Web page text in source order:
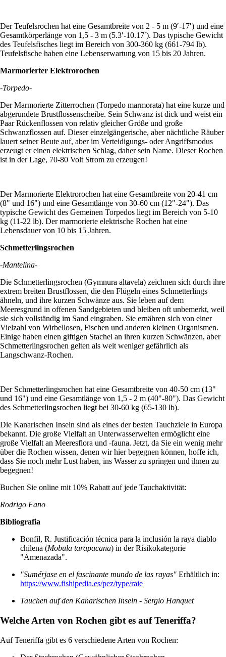
Der Teufelsrochen hat eine Gesamtbreite von 2 - 5 m (9′-17′) und eine
Gesamtkörperlänge von 1,5 - 3 m (5.3′-10.17′). Das typische Gewicht
des Teufelsfisches liegt im Bereich von 300-360 kg (661-794 lb).
Teufelsfische haben eine Lebenserwartung von 15 bis 20 Jahren.
Marmorierter Elektrorochen
-Torpedo-
Der Marmorierte Zitterrochen (Torpedo marmorata) hat eine kurze und
abgerundete Brustflossenscheibe. Sein Schwanz ist dick und weist ein
Paar Rückenflossen von relativ gleicher Größe und große
Schwanzflossen auf. Dieser einzelgängerische, aber nächtliche Räuber
lauert seiner Beute auf, aber im Verteidigungs- oder Angriffsmodus
erzeugt er einen elektrischen Schlag, daher sein Name. Dieser Rochen
ist in der Lage, 70-80 Volt Strom zu erzeugen!
Der Marmorierte Elektrorochen hat eine Gesamtbreite von 20-41 cm
(8" und 16") und eine Gesamtlänge von 30-60 cm (12"-24"). Das
typische Gewicht des Gemeinen Torpedos liegt im Bereich von 5-10
kg (11-22 lb). Der marmorierte elektrische Rochen hat eine
Lebensdauer von 10 bis 15 Jahren.
Schmetterlingsrochen
-Mantelina-
Die Schmetterlingsrochen (Gymnura altavela) zeichnen sich durch ihre
extrem breiten Brustflossen, die den Flügeln eines Schmetterlings
ähneln, und ihre kurzen Schwänze aus. Sie leben auf dem
Meeresgrund in offenen Sandgebieten und bleiben oft unbemerkt, weil
sie sich vollständig im Sand eingraben. Sie ernähren sich von einer
Vielzahl von Wirbellosen, Fischen und anderen kleinen Organismen.
Einige haben einen giftigen Stachel an ihren kurzen Schwänzen, aber
Schmetterlingsrochen gelten als weit weniger gefährlich als
Langschwanz-Rochen.
Der Schmetterlingsrochen hat eine Gesamtbreite von 40-50 cm (13"
und 16") und eine Gesamtlänge von 1,5 - 2 m (40"-80"). Das Gewicht
des Schmetterlingsrochen liegt bei 30-60 kg (65-130 lb).
Die Kanarischen Inseln sind als eines der besten Tauchziele in Europa
bekannt. Die große Vielfalt an Unterwasserwelten ermöglicht eine
große Vielfalt an Meeresflora und -fauna. Jetzt, da Sie ein wenig mehr
über die Rochen wissen, denen wir hier begegnen können, hoffe ich,
dass Sie noch mehr Lust haben, ins Wasser zu springen und ihnen zu
begegnen!
Buchen Sie online mit 10% Rabatt auf jede Tauchaktivität:
Rodrigo Fano
Bibliografia
Bonfil, R. Justificación técnica para la inclusión la raya diablo
chilena (Mobula tarapacana) in der Risikokategorie
"Amenazada".
"Sumérjase en el fascinante mundo de las rayas" Erhältlich in:
https://www.fishipedia.es/pez/type/raie
Tauchen auf den Kanarischen Inseln - Sergio Hanquet
Welche Arten von Rochen gibt es auf Teneriffa?
Auf Teneriffa gibt es 6 verschiedene Arten von Rochen: